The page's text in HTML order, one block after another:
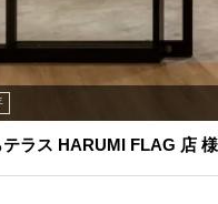
ラス HARUMI FLAG 店 様